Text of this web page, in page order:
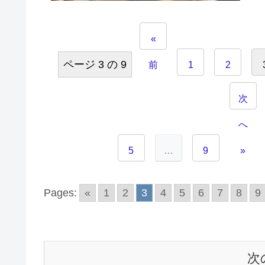
ページ 3 の 9
«
前 1 2
5 … 9
次
へ
»
Pages: « 1 2 3 4 5 6 7 8 9
次